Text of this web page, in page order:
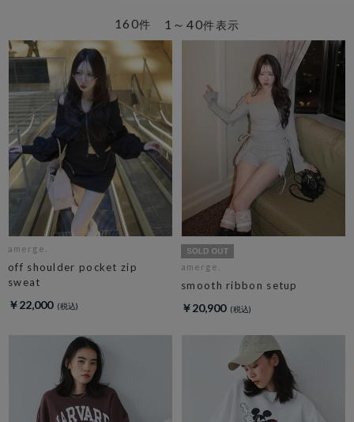
1～40件表示
160件
amerge.
off shoulder pocket zip
sweat
￥22,000
amerge.
smooth ribbon setup
￥20,900